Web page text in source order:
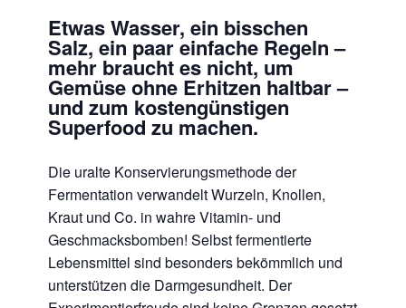
Etwas Wasser, ein bisschen
Salz, ein paar einfache Regeln –
mehr braucht es nicht, um
Gemüse ohne Erhitzen haltbar –
und zum kostengünstigen
Superfood zu machen.
Die uralte Konservierungsmethode der
Fermentation verwandelt Wurzeln, Knollen,
Kraut und Co. in wahre Vitamin- und
Geschmacksbomben! Selbst fermentierte
Lebensmittel sind besonders bekömmlich und
unterstützen die Darmgesundheit. Der